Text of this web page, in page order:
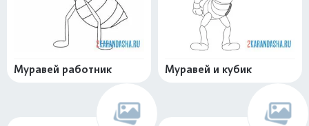
Муравей работник Муравей и кубик